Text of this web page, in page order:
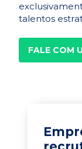
talentos
FALE COM